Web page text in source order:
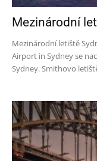
Mezinárodní
Mezinárodní letiště
Airport in Sydney se
Sydney. Smithovo